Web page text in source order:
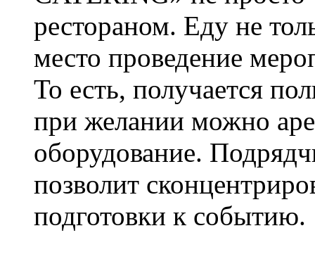
рестораном. Еду не
место проведение
То есть, получается
при желании можно
оборудование.
позволит
подготовки к событию.